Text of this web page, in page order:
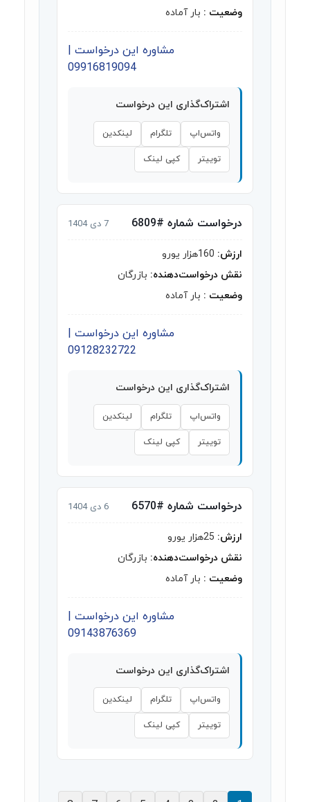
وضعیت : بار آماده
مشاوره این درخواست |
09916819094
اشتراک‌گذاری این درخواست
واتس‌اپ تلگرام لینکدین
توییتر کپی لینک
درخواست شماره #6809 7 دی 1404
ارزش:
نقش درخواست‌دهنده: بازرگان
وضعیت : بار آماده
مشاوره این درخواست |
09128232722
اشتراک‌گذاری این درخواست
واتس‌اپ تلگرام لینکدین
توییتر کپی لینک
درخواست شماره #6570 6 دی 1404
ارزش:
نقش درخواست‌دهنده: بازرگان
وضعیت : بار آماده
مشاوره این درخواست |
09143876369
اشتراک‌گذاری این درخواست
واتس‌اپ تلگرام لینکدین
توییتر کپی لینک